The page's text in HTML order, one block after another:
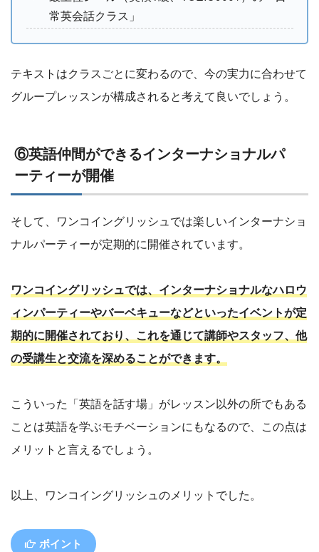
常英会話クラス」
テキストはクラスごとに変わるので、今の実力に合わせて
グループレッスンが構成されると考えて良いでしょう。
⑥英語仲間ができるインターナショナルパ
ーティーが開催
そして、ワンコイングリッシュでは楽しいインターナショ
ナルパーティーが定期的に開催されています。
ワンコイングリッシュでは、インターナショナルなハロウ
ィンパーティーやバーベキューなどといったイベントが定
期的に開催されており、これを通じて講師やスタッフ、他
の受講生と交流を深めることができます。
こういった「英語を話す場」がレッスン以外の所でもある
ことは英語を学ぶモチベーションにもなるので、この点は
メリットと言えるでしょう。
以上、ワンコイングリッシュのメリットでした。
ポイント